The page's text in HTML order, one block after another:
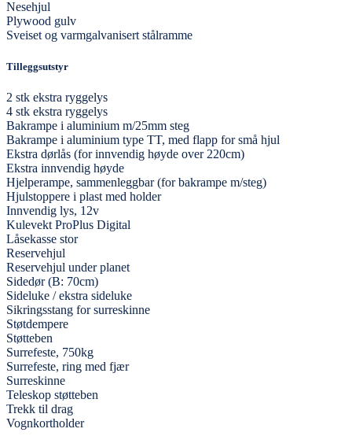
Nesehjul
Plywood gulv
Sveiset og varmgalvanisert stålramme
Tilleggsutstyr
2 stk ekstra ryggelys
4 stk ekstra ryggelys
Bakrampe i aluminium m/25mm steg
Bakrampe i aluminium type TT, med flapp for små hjul
Ekstra dørlås (for innvendig høyde over 220cm)
Ekstra innvendig høyde
Hjelperampe, sammenleggbar (for bakrampe m/steg)
Hjulstoppere i plast med holder
Innvendig lys, 12v
Kulevekt ProPlus Digital
Låsekasse stor
Reservehjul
Reservehjul under planet
Sidedør (B: 70cm)
Sideluke / ekstra sideluke
Sikringsstang for surreskinne
Støtdempere
Støtteben
Surrefeste, 750kg
Surrefeste, ring med fjær
Surreskinne
Teleskop støtteben
Trekk til drag
Vognkortholder